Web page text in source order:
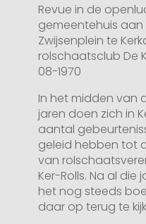
Revue in de
gemeentehuis aan
Zwijsenplein te
rolschaatsclub De
08-1970
In het midden van
jaren doen zich in
aantal
geleid hebben tot
van
Ker-Rolls. Na al die
het nog steeds
daar op terug te